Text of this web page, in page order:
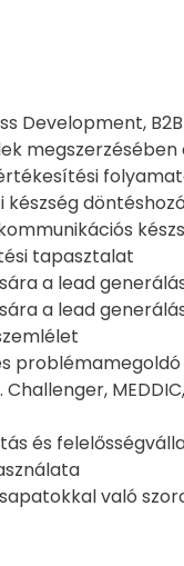
Development,
tapasztalat
a lead
a lead
problémamegoldó
és
való